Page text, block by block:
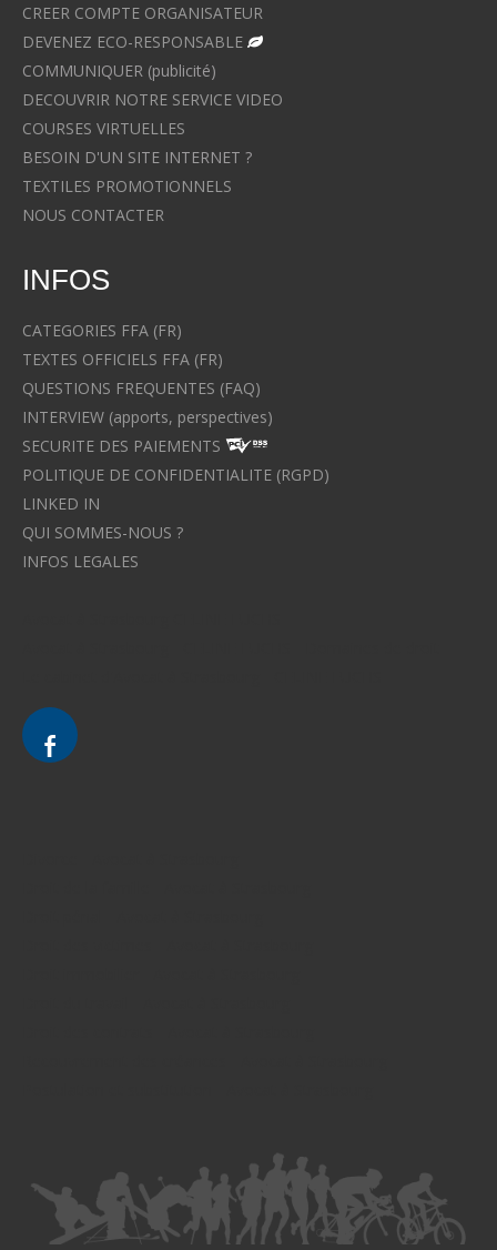
CREER COMPTE ORGANISATEUR
DEVENEZ ECO-RESPONSABLE
COMMUNIQUER (publicité)
DECOUVRIR NOTRE SERVICE VIDEO
COURSES VIRTUELLES
BESOIN D'UN SITE INTERNET ?
TEXTILES PROMOTIONNELS
NOUS CONTACTER
INFOS
CATEGORIES FFA (FR)
TEXTES OFFICIELS FFA (FR)
QUESTIONS FREQUENTES (FAQ)
INTERVIEW (apports, perspectives)
SECURITE DES PAIEMENTS
POLITIQUE DE CONFIDENTIALITE (RGPD)
LINKED IN
QUI SOMMES-NOUS ?
INFOS LEGALES